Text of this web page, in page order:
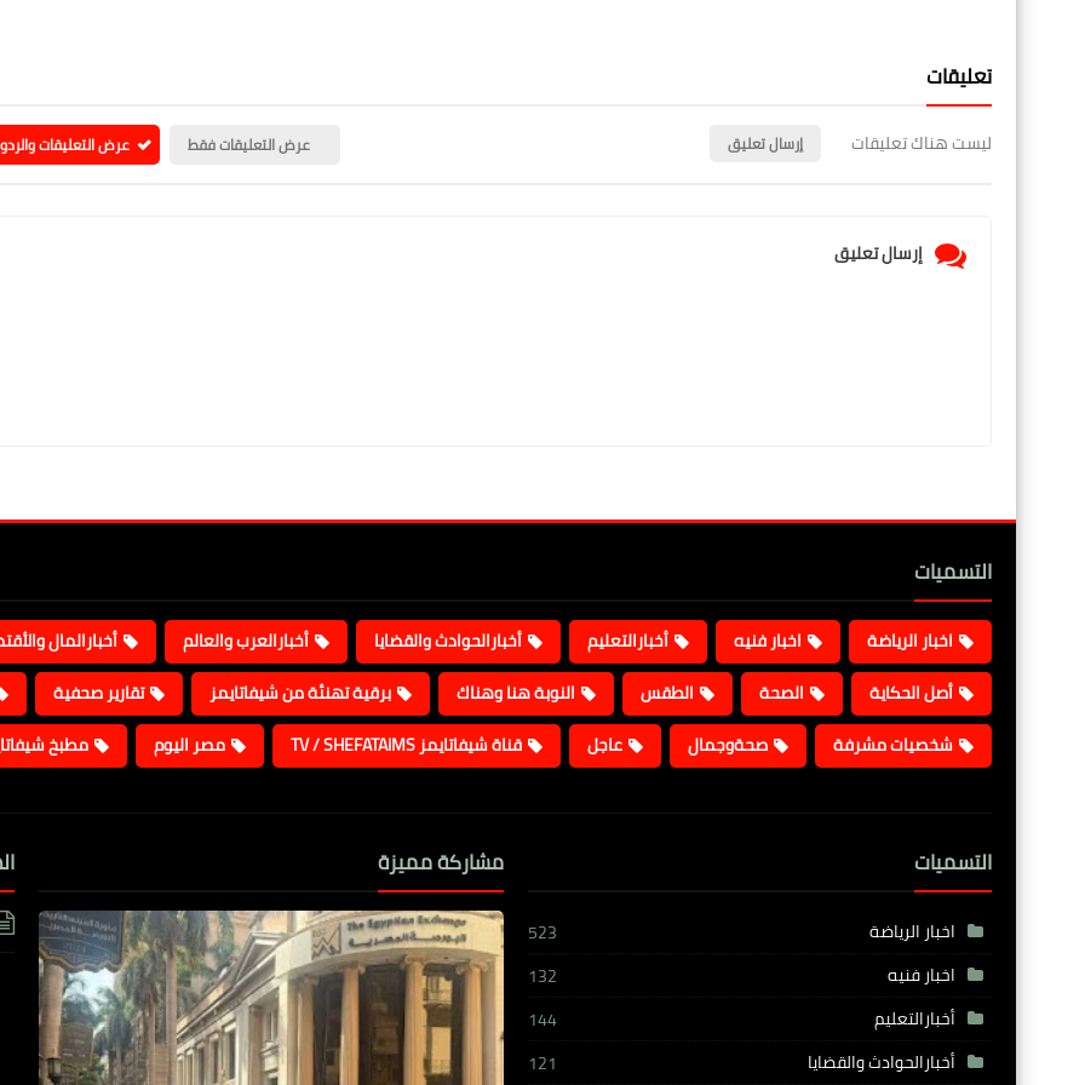
تعليقات
ليست هناك تعليقات إرسال تعليق عرض التعليقات فقط عرض التعليقات
إرسال تعليق
التسميات
اخبار الرياضة اخبار فنيه أخبارالتعليم أخبارالحوادث والقضايا أخبارالعرب والعالم
أخبارالمال
أصل الحكاية
الصحة الطقس النوبة هنا وهناك برقية تهنئة من شيفاتايمز
تقارير صحفية
شخصيات مشرفة
صحةوجمال عاجل قناة شيفاتايمز TV / SHEFATAIMS مصر اليوم مطبخ
التسميات
اخبار الرياضة
523
اخبار فنيه
132
أخبارالتعليم
144
أخبارالحوادث والقضايا
121
مشاركة مميزة